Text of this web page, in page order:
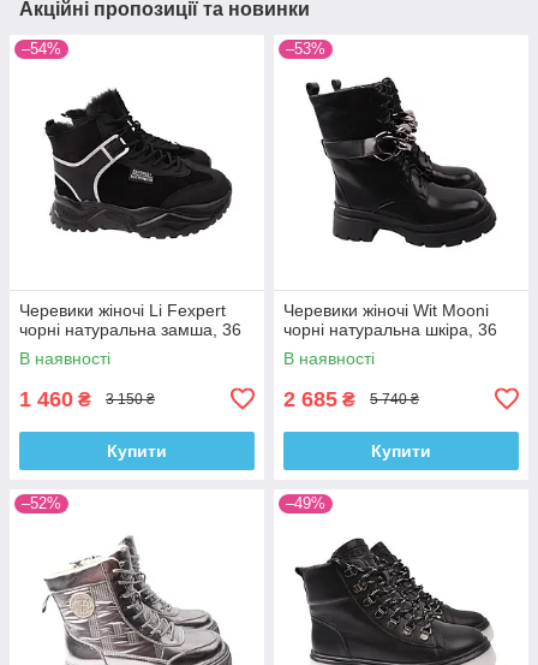
Акційні пропозиції та новинки
–54%
Черевики жіночі Li Fexpert
чорні натуральна замша, 36
В наявності
1 460 ₴ 3 150 ₴
Купити
–53%
Черевики жіночі Wit Mooni
чорні натуральна шкіра, 36
В наявності
2 685 ₴ 5 740 ₴
Купити
–52% –49%